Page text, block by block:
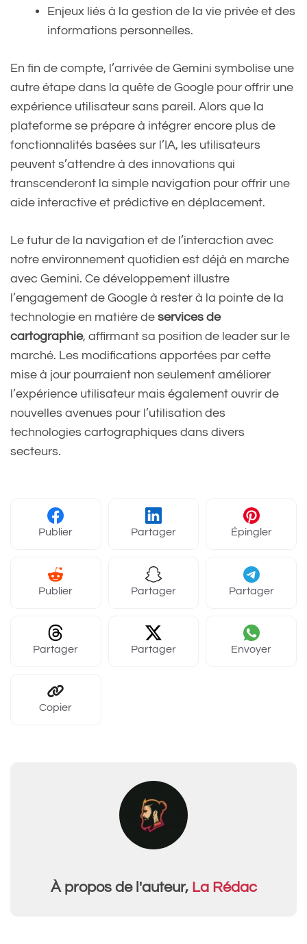
Enjeux liés à la gestion de la vie privée et des
informations personnelles.
En fin de compte, l’arrivée de Gemini symbolise une
autre étape dans la quête de Google pour offrir une
expérience utilisateur sans pareil. Alors que la
plateforme se prépare à intégrer encore plus de
fonctionnalités basées sur l’IA, les utilisateurs
peuvent s’attendre à des innovations qui
transcenderont la simple navigation pour offrir une
aide interactive et prédictive en déplacement.
Le futur de la navigation et de l’interaction avec
notre environnement quotidien est déjà en marche
avec Gemini. Ce développement illustre
l’engagement de Google à rester à la pointe de la
technologie en matière de services de
cartographie, affirmant sa position de leader sur le
marché. Les modifications apportées par cette
mise à jour pourraient non seulement améliorer
l’expérience utilisateur mais également ouvrir de
nouvelles avenues pour l’utilisation des
technologies cartographiques dans divers
secteurs.
Publier Partager Épingler
Publier Partager Partager
Partager Partager Envoyer
Copier
À propos de l'auteur, La Rédac